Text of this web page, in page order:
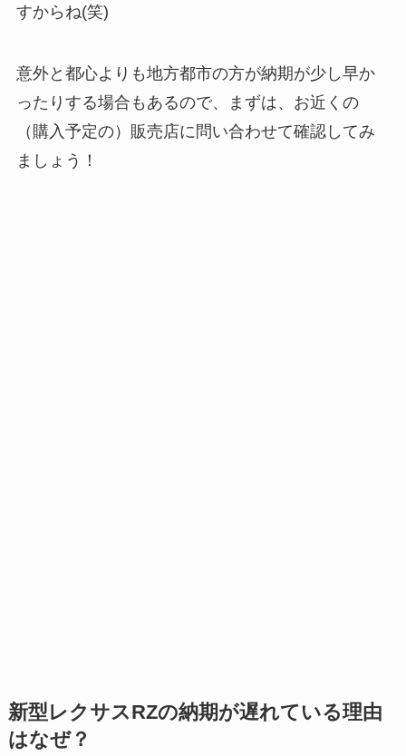
すからね(笑)
意外と都心よりも地方都市の方が納期が少し早か
ったりする場合もあるので、まずは、お近くの
（購入予定の）販売店に問い合わせて確認してみ
ましょう！
新型レクサスRZの納期が遅れている理由
はなぜ？